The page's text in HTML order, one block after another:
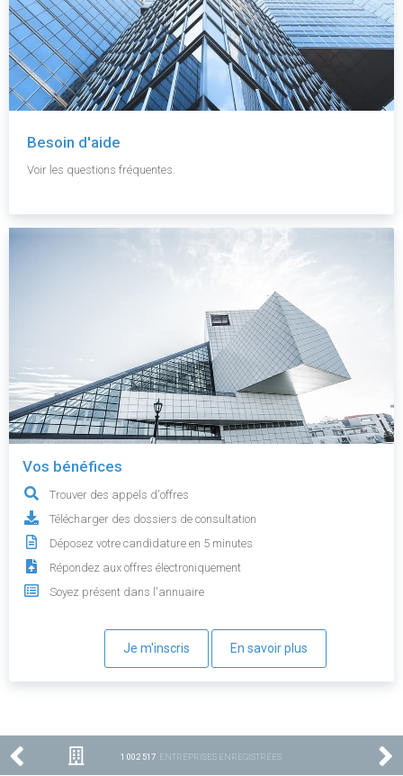
Besoin d'aide
Voir les questions fréquentes.
Vos bénéfices
Trouver des appels d'offres
Télécharger des dossiers de consultation
Déposez votre candidature en 5 minutes
Répondez aux offres électroniquement
Soyez présent dans l'annuaire
Je m'inscris En savoir plus
1 002 517 ENTREPRISES ENREGISTRÉES